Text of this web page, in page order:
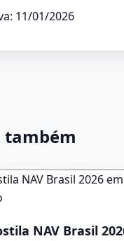
11/01/2026
também
NAV Brasil